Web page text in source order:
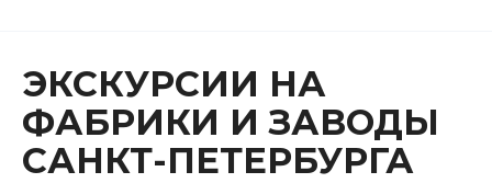
ЭКСКУРСИИ НА
ФАБРИКИ И ЗАВОДЫ
САНКТ-ПЕТЕРБУРГА